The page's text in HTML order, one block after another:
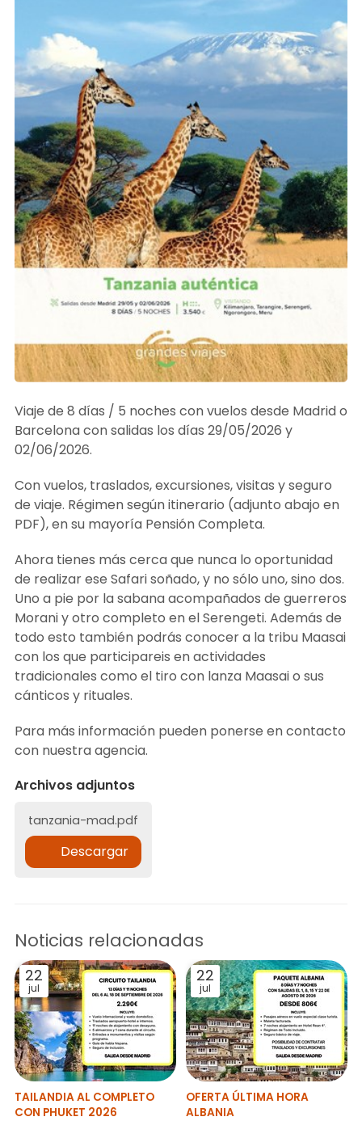
Viaje de 8 días / 5 noches con vuelos desde Madrid o
Barcelona con salidas los días 29/05/2026 y
02/06/2026.
Con vuelos, traslados, excursiones, visitas y seguro
de viaje. Régimen según itinerario (adjunto abajo en
PDF), en su mayoría Pensión Completa.
Ahora tienes más cerca que nunca lo oportunidad
de realizar ese Safari soñado, y no sólo uno, sino dos.
Uno a pie por la sabana acompañados de guerreros
Morani y otro completo en el Serengeti. Además de
todo esto también podrás conocer a la tribu Maasai
con los que participareis en actividades
tradicionales como el tiro con lanza Maasai o sus
cánticos y rituales.
Para más información pueden ponerse en contacto
con nuestra agencia.
Archivos adjuntos
tanzania-mad.pdf
Descargar
Noticias relacionadas
22
jul
TAILANDIA AL COMPLETO
CON PHUKET 2026
22
jul
OFERTA ÚLTIMA HORA
ALBANIA